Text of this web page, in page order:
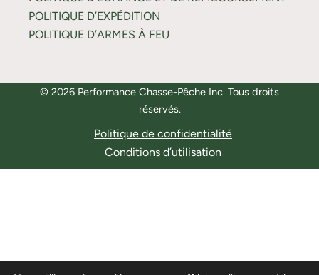
POLITIQUE D’EXPÉDITION
POLITIQUE D’ARMES À FEU
© 2026 Performance Chasse-Pêche Inc. Tous droits
réservés.
Politique de confidentialité
Conditions d’utilisation